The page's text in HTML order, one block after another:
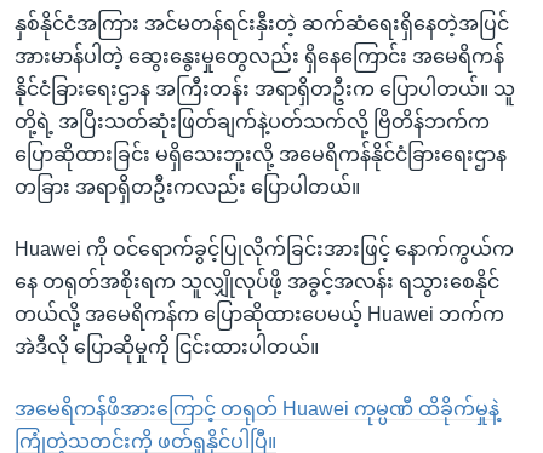
နှစ်နိုင်ငံအကြား အင်မတန်ရင်းနှီးတဲ့ ဆက်ဆံရေးရှိနေတဲ့အပြင်
အားမာန်ပါတဲ့ ဆွေးနွေးမှုတွေလည်း ရှိနေကြောင်း အမေရိကန်
နိုင်ငံခြားရေးဌာန အကြီးတန်း အရာရှိတဦးက ပြောပါတယ်။ သူ
တို့ရဲ့ အပြီးသတ်ဆုံးဖြတ်ချက်နဲ့ပတ်သက်လို့ ဗြိတိန်ဘက်က
ပြောဆိုထားခြင်း မရှိသေးဘူးလို့ အမေရိကန်နိုင်ငံခြားရေးဌာန
တခြား အရာရှိတဦးကလည်း ပြောပါတယ်။
Huawei ကို ဝင်ရောက်ခွင့်ပြုလိုက်ခြင်းအားဖြင့် နောက်ကွယ်က
နေ တရုတ်အစိုးရက သူလျှိုလုပ်ဖို့ အခွင့်အလန်း ရသွားစေနိုင်
တယ်လို့ အမေရိကန်က ပြောဆိုထားပေမယ့် Huawei ဘက်က
အဲဒီလို ပြောဆိုမှုကို ငြင်းထားပါတယ်။
အမေရိကန်ဖိအားကြောင့် တရုတ် Huawei ကုမ္ပဏီ ထိခိုက်မှုနဲ့
ကြုံတဲ့သတင်းကို ဖတ်ရှုနိုင်ပါပြီ။